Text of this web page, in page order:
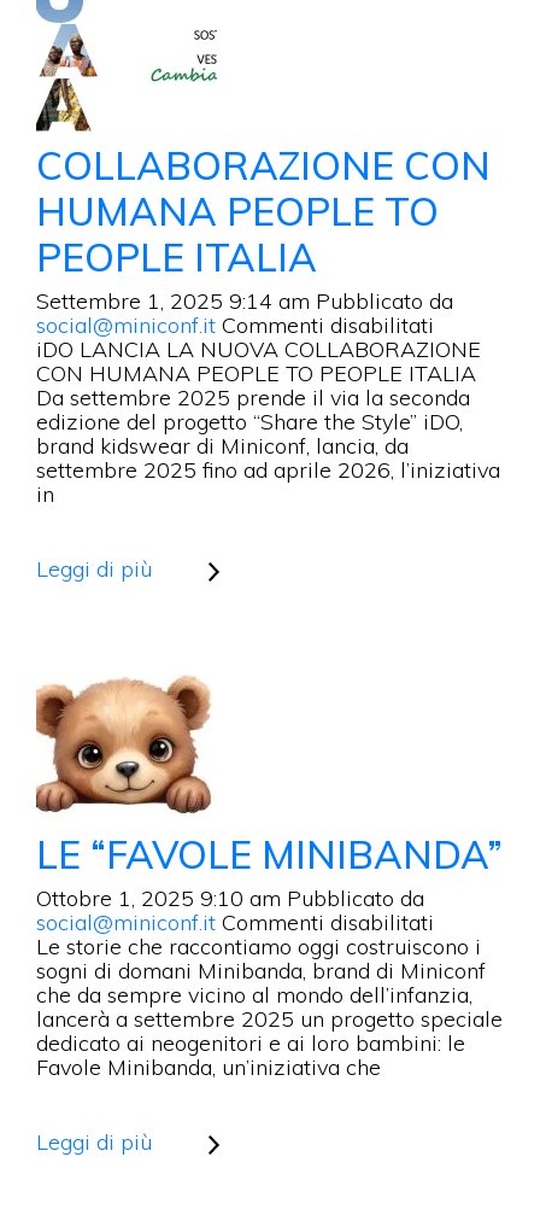
COLLABORAZIONE CON
HUMANA PEOPLE TO
PEOPLE ITALIA
Settembre 1, 2025 9:14 am Pubblicato da
social@miniconf.it Commenti disabilitati
CON
HUMANA
PEOPLE
PEOPLE
iDO LANCIA LA NUOVA COLLABORAZIONE
CON HUMANA PEOPLE TO PEOPLE ITALIA
Da settembre 2025 prende il via la seconda
edizione del progetto “Share the Style” iDO,
brand kidswear di Miniconf, lancia, da
settembre 2025 fino ad aprile 2026, l’iniziativa
in
Leggi di più
LE “FAVOLE MINIBANDA”
Ottobre 1, 2025 9:10 am Pubblicato da
social@miniconf.it Commenti disabilitati
LE
“FAVOLE
Le storie che raccontiamo oggi costruiscono i
sogni di domani Minibanda, brand di Miniconf
che da sempre vicino al mondo dell’infanzia,
lancerà a settembre 2025 un progetto speciale
dedicato ai neogenitori e ai loro bambini: le
Favole Minibanda, un’iniziativa che
Leggi di più